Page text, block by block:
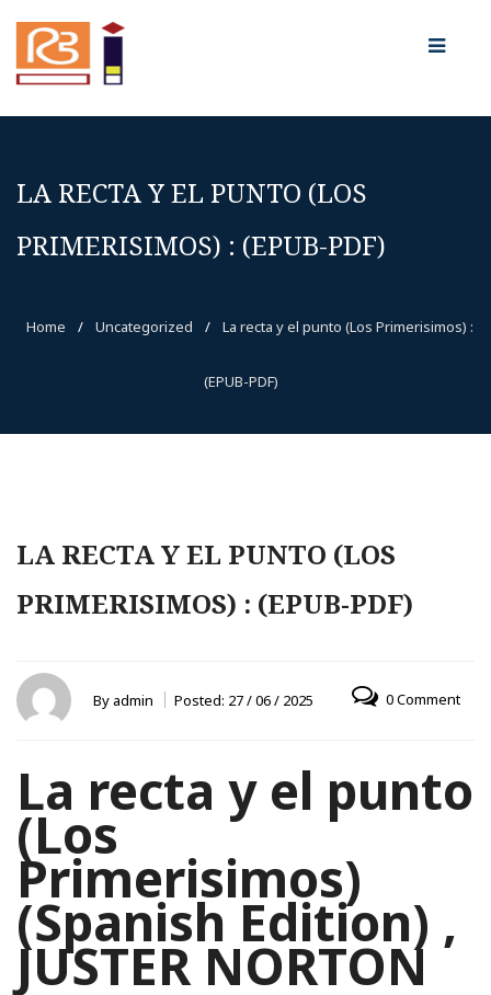
LA RECTA Y EL PUNTO (LOS
PRIMERISIMOS) : (EPUB-PDF)
Home / Uncategorized / La recta y el punto (Los Primerisimos) :
(EPUB-PDF)
LA RECTA Y EL PUNTO (LOS
PRIMERISIMOS) : (EPUB-PDF)
By admin Posted: 27 / 06 / 2025 0 Comment
La recta y el punto
(Los
Primerisimos)
(Spanish Edition) ,
JUSTER NORTON